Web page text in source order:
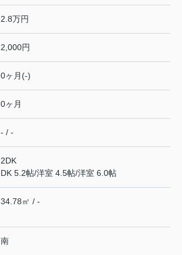
2.8万円
2,000円
0ヶ月(-)
0ヶ月
- / -
2DK
DK 5.2帖/洋室 4.5帖/洋室 6.0帖
34.78㎡ / -
南